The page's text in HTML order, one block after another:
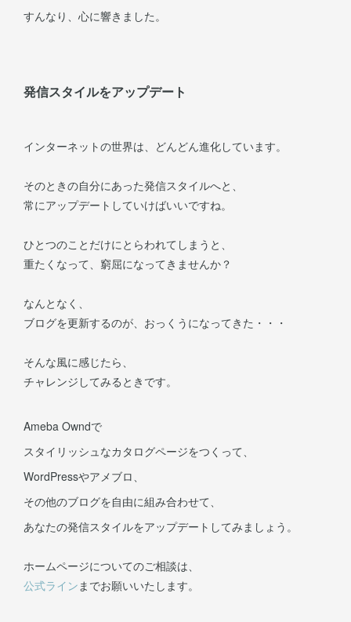
すんなり、心に響きました。
発信スタイルをアップデート
インターネットの世界は、どんどん進化しています。
そのときの自分にあった発信スタイルへと、
常にアップデートしていけばいいですね。
ひとつのことだけにとらわれてしまうと、
重たくなって、窮屈になってきませんか？
なんとなく、
ブログを更新するのが、おっくうになってきた・・・
そんな風に感じたら、
チャレンジしてみるときです。
Ameba Owndで
スタイリッシュなカタログページをつくって、
WordPressやアメブロ、
その他のブログを自由に組み合わせて、
あなたの発信スタイルをアップデートしてみましょう。
ホームページについてのご相談は、
公式ライン までお願いいたします。